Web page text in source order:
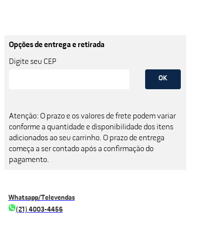
Opções de entrega e retirada
Digite seu CEP
OK
Atenção: O prazo e os valores de frete podem variar
conforme a quantidade e disponibilidade dos itens
adicionados ao seu carrinho. O prazo de entrega
começa a ser contado após a confirmação do
pagamento.
Whatsapp/Televendas
(21) 4003-4456